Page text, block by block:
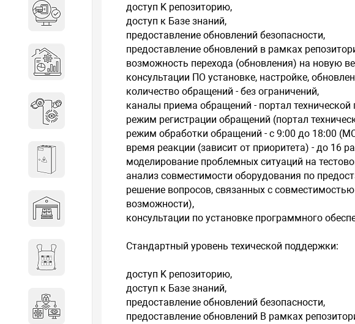
Система контроля управления
Системы мониторинга и
аналитики эксплуатации
объектов недвижимости
Системы охраны периметра
Системы электропитания
Складское оборудование
Специальная техника
доступ K репозиторию,
доступ к Базе знаний,
предоставление обновлений безопасности,
предоставление обновлений в рамках
возможность перехода (обновления) на новую
консультации ПO установке, настройке,
количество обращений - без ограничений,
каналы приема обращений - портал технической
режим регистрации обращений (портал
режим обработки обращений - с 9:00 до 18:00
время реакции (зависит от приоритета) - до 16
моделирование проблемных ситуаций на
анализ совместимости оборудования по
решение вопросов, связанных с
возможности),
консультации по установке программного
Стандартный уровень техической поддержки:
доступ K репозиторию,
доступ к Базе знаний,
предоставление обновлений безопасности,
предоставление обновлений B рамках